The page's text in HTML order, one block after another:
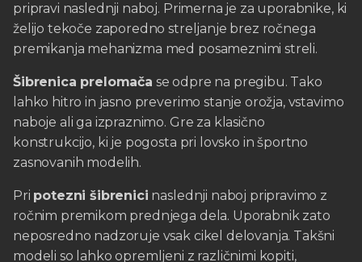
pripravi naslednji naboj. Primerna je za uporabnike, ki
želijo tekoče zaporedno streljanje brez ročnega
premikanja mehanizma med posameznimi streli.
Šibrenica prelomača se odpre na pregibu. Tako
lahko hitro in jasno preverimo stanje orožja, vstavimo
naboje ali ga izpraznimo. Gre za klasično
konstrukcijo, ki je pogosta pri lovsko in športno
zasnovanih modelih.
Pri potezni šibrenici naslednji naboj pripravimo z
ročnim premikom prednjega dela. Uporabnik zato
neposredno nadzoruje vsak cikel delovanja. Takšni
modeli so lahko opremljeni z različnimi kopiti,